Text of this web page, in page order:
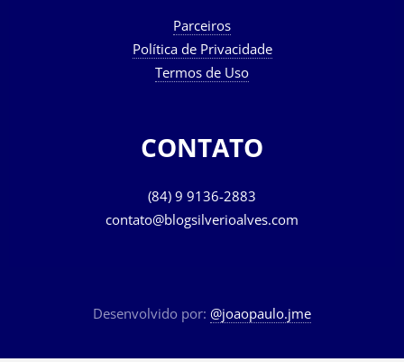
Parceiros
Política de Privacidade
Termos de Uso
CONTATO
(84) 9 9136-2883
contato@blogsilverioalves.com
Desenvolvido por: @joaopaulo.jme